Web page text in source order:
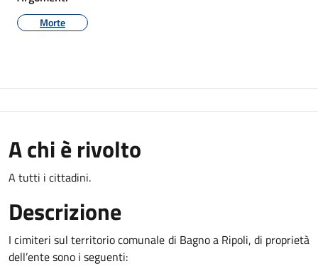
Morte
A chi è rivolto
A tutti i cittadini.
Descrizione
I cimiteri sul territorio comunale di Bagno a Ripoli, di proprietà
dell’ente sono i seguenti: